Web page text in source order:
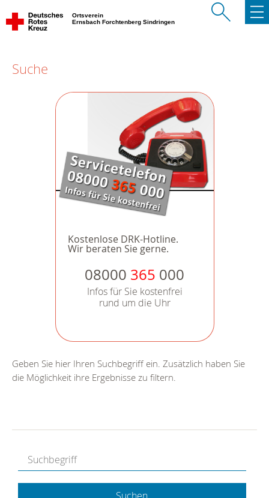
Ortsverein
Ernsbach Forchtenberg Sindringen
Suche
Kostenlose DRK-Hotline.
Wir beraten Sie gerne.
08000 365 000
Infos für Sie kostenfrei
rund um die Uhr
Geben Sie hier Ihren Suchbegriff ein. Zusätzlich haben Sie
die Möglichkeit ihre Ergebnisse zu filtern.